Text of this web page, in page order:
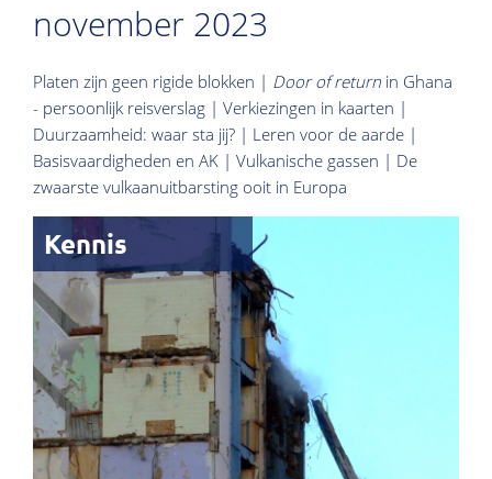
november 2023
Platen zijn geen rigide blokken | Door of return in Ghana
- persoonlijk reisverslag | Verkiezingen in kaarten |
Duurzaamheid: waar sta jij? | Leren voor de aarde |
Basisvaardigheden en AK | Vulkanische gassen | De
zwaarste vulkaanuitbarsting ooit in Europa
Kennis